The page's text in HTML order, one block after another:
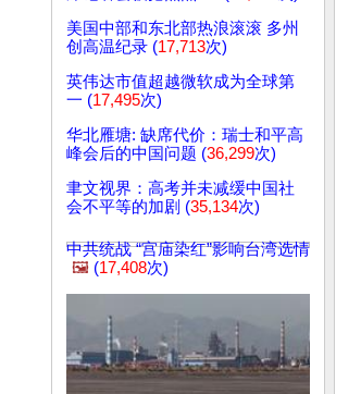
美国中部和东北部热浪滚滚 多州
创高温纪录 (17,713次)
英伟达市值超越微软成为全球第
一 (17,495次)
华北雁塘: 缺席代价：瑞士和平高
峰会后的中国问题 (36,299次)
聿文视界：高考并未减缓中国社
会不平等的加剧 (35,134次)
中共统战 “宫庙染红”影响台湾选情
🖼️ (17,408次)